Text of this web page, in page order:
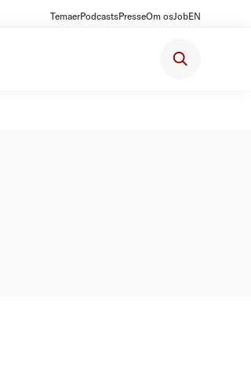
TemaerPodcastsPresseOm osJobEN